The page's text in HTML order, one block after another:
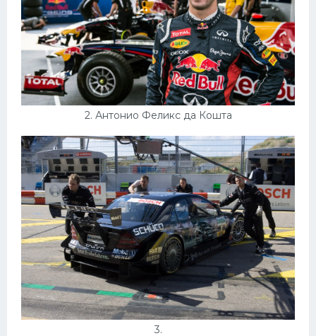
2. Антонио Феликс да Кошта
3.
Велогонки
Конькобежный спорт
Тренажеры
Интерьеры квартир